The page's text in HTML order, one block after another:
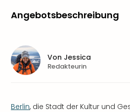
Angebotsbeschreibung
Berlin, die Stadt der Kultur und
Von Jessica
Redakteurin